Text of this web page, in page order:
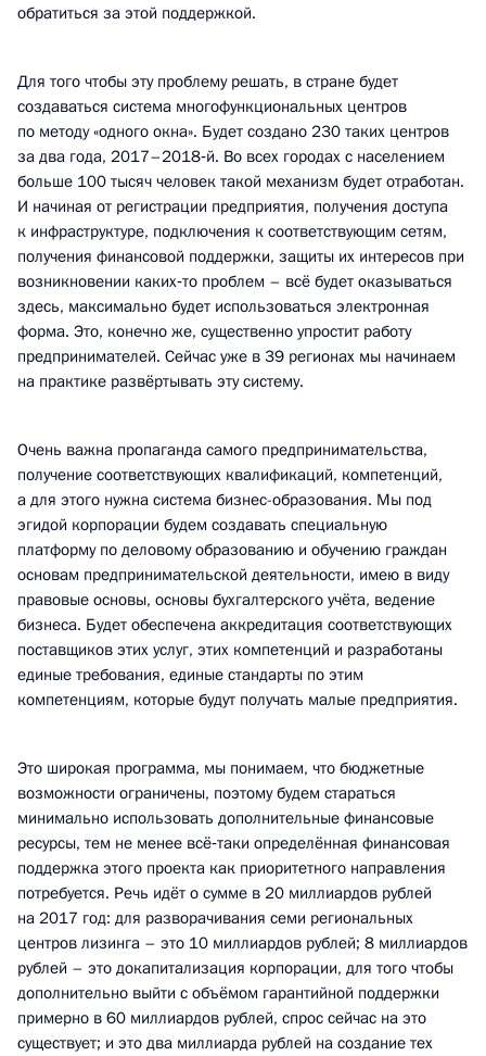
обратиться за этой поддержкой.
Для того чтобы эту проблему решать, в стране будет
создаваться система многофункциональных центров
по методу «одного окна». Будет создано 230 таких центров
за два года, 2017–2018‑й. Во всех городах с населением
больше 100 тысяч человек такой механизм будет отработан.
И начиная от регистрации предприятия, получения доступа
к инфраструктуре, подключения к соответствующим сетям,
получения финансовой поддержки, защиты их интересов при
возникновении каких‑то проблем – всё будет оказываться
здесь, максимально будет использоваться электронная
форма. Это, конечно же, существенно упростит работу
предпринимателей. Сейчас уже в 39 регионах мы начинаем
на практике развёртывать эту систему.
Очень важна пропаганда самого предпринимательства,
получение соответствующих квалификаций, компетенций,
а для этого нужна система бизнес-образования. Мы под
эгидой корпорации будем создавать специальную
платформу по деловому образованию и обучению граждан
основам предпринимательской деятельности, имею в виду
правовые основы, основы бухгалтерского учёта, ведение
бизнеса. Будет обеспечена аккредитация соответствующих
поставщиков этих услуг, этих компетенций и разработаны
единые требования, единые стандарты по этим
компетенциям, которые будут получать малые предприятия.
Это широкая программа, мы понимаем, что бюджетные
возможности ограничены, поэтому будем стараться
минимально использовать дополнительные финансовые
ресурсы, тем не менее всё‑таки определённая финансовая
поддержка этого проекта как приоритетного направления
потребуется. Речь идёт о сумме в 20 миллиардов рублей
на 2017 год: для разворачивания семи региональных
центров лизинга – это 10 миллиардов рублей; 8 миллиардов
рублей – это докапитализация корпорации, для того чтобы
дополнительно выйти с объёмом гарантийной поддержки
примерно в 60 миллиардов рублей, спрос сейчас на это
существует; и это два миллиарда рублей на создание тех